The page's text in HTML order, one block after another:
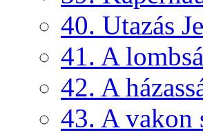
40. Utazás
41. A
42. A
43. A vakon